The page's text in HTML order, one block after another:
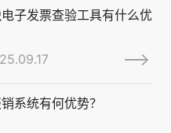
子发票查验工具有什么优
系统有何优势？